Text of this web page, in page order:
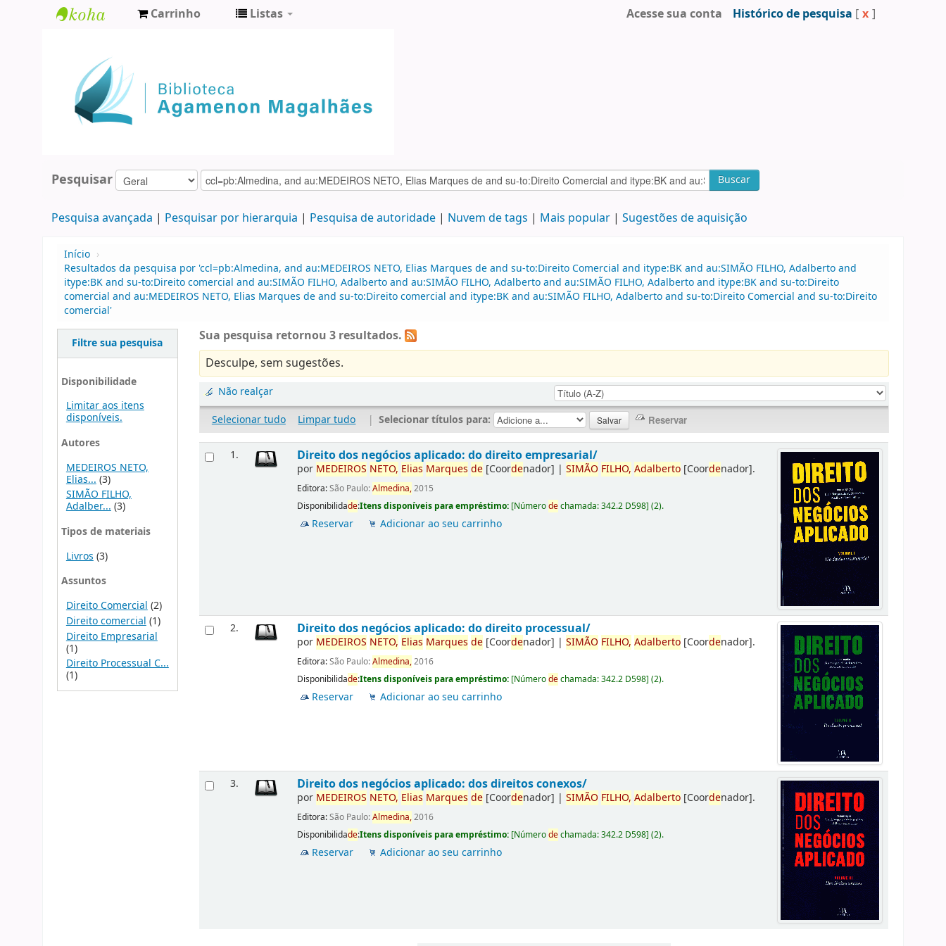
Agamenon
Magalhães
Carrinho Listas Acesse sua conta Histórico de pesquisa [ x ]
Pesquisar Buscar
Pesquisa avançada Pesquisar por hierarquia Pesquisa de autoridade Nuvem de tags Mais popular Sugestões de aquisição
Início ›
Resultados da pesquisa por 'ccl=pb:Almedina, and au:MEDEIROS NETO, Elias Marques de and su-to:Direito Comercial and itype:BK and au:SIMÃO FILHO, Adalberto and
itype:BK and su-to:Direito comercial and au:SIMÃO FILHO, Adalberto and au:SIMÃO FILHO, Adalberto and au:SIMÃO FILHO, Adalberto and itype:BK and su-to:Direito
comercial and au:MEDEIROS NETO, Elias Marques de and su-to:Direito comercial and itype:BK and au:SIMÃO FILHO, Adalberto and su-to:Direito Comercial and su-to:Direito
comercial'
Filtre sua pesquisa
Disponibilidade
Limitar aos itens
disponíveis.
Autores
MEDEIROS NETO,
Elias... (3)
SIMÃO FILHO,
Adalber...(3)
Tipos de materiais
Livros (3)
Assuntos
Direito Comercial (2)
Direito comercial (1)
Direito Empresarial
(1)
Direito Processual C...
(1)
Sua pesquisa retornou 3 resultados.
Desculpe, sem sugestões.
Não realçar
Selecionar tudo
Limpar tudo | Selecionar títulos para:
1. Direito dos negócios aplicado: do direito empresarial/
por MEDEIROS NETO, Elias Marques de [Coordenador] |SIMÃO FILHO, Adalberto [Coordenador].
Editora:São Paulo:Almedina,2015
Disponibilidade:Itens disponíveis para empréstimo: [Númerodechamada:342.2 D598](2).
Reservar Adicionar ao seu carrinho
2. Direito dos negócios aplicado: do direito processual/
por MEDEIROS NETO, Elias Marques de [Coordenador] |SIMÃO FILHO, Adalberto [Coordenador].
Editora:São Paulo:Almedina,2016
Disponibilidade:Itens disponíveis para empréstimo: [Númerodechamada:342.2 D598](2).
Reservar Adicionar ao seu carrinho
3. Direito dos negócios aplicado: dos direitos conexos/
por MEDEIROS NETO, Elias Marques de [Coordenador] |SIMÃO FILHO, Adalberto [Coordenador].
Editora:São Paulo:Almedina,2016
Disponibilidade:Itens disponíveis para empréstimo: [Númerodechamada:342.2 D598](2).
Reservar Adicionar ao seu carrinho